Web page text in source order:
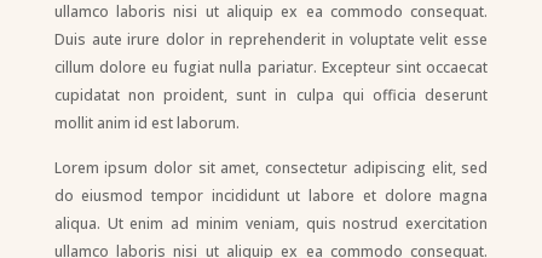
ullamco laboris nisi ut aliquip ex ea commodo consequat.
Duis aute irure dolor in reprehenderit in voluptate velit esse
cillum dolore eu fugiat nulla pariatur. Excepteur sint occaecat
cupidatat non proident, sunt in culpa qui officia deserunt
mollit anim id est laborum.
Lorem ipsum dolor sit amet, consectetur adipiscing elit, sed
do eiusmod tempor incididunt ut labore et dolore magna
aliqua. Ut enim ad minim veniam, quis nostrud exercitation
ullamco laboris nisi ut aliquip ex ea commodo consequat.